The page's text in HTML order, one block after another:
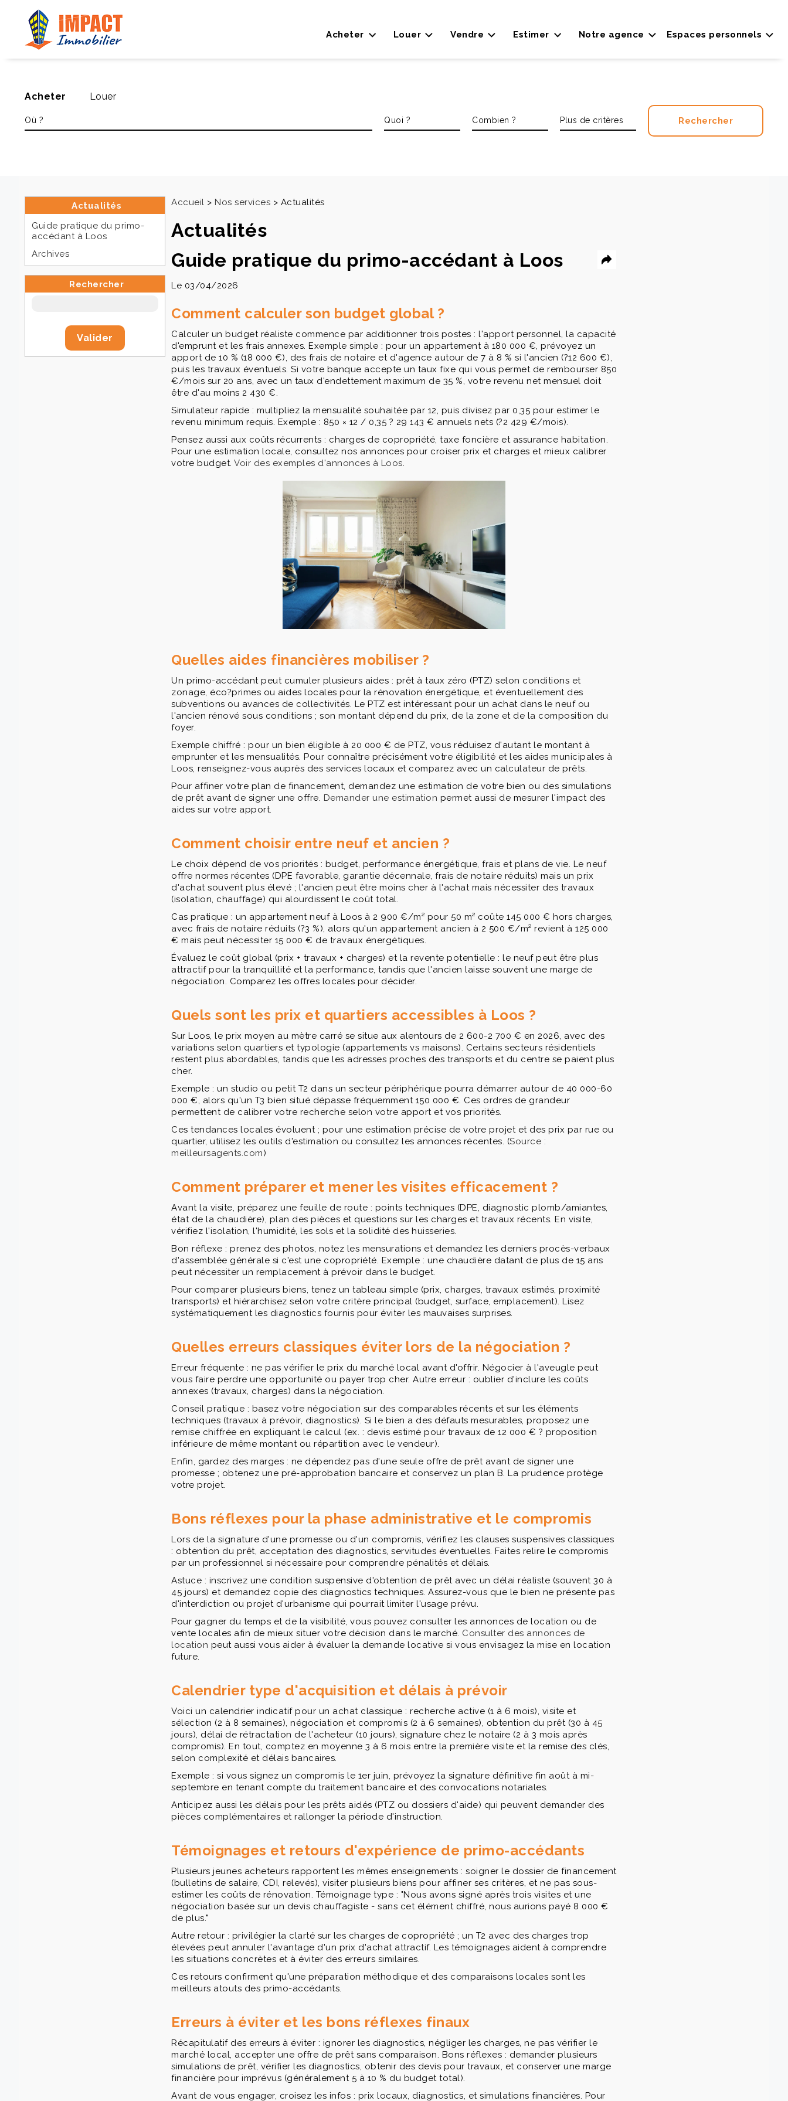
Espaces personnels
Acheter Louer Vendre Estimer Notre agence
Acheter Louer
Actualités
Guide pratique du primo-
accédant à Loos
Archives
Rechercher
Accueil > Nos services > Actualités
Actualités
Guide pratique du primo-accédant à Loos
Le 03/04/2026
Comment calculer son budget global ?
Calculer un budget réaliste commence par additionner trois postes : l'apport personnel, la capacité
d'emprunt et les frais annexes. Exemple simple : pour un appartement à 180 000 €, prévoyez un
apport de 10 % (18 000 €), des frais de notaire et d'agence autour de 7 à 8 % si l'ancien (?12 600 €),
puis les travaux éventuels. Si votre banque accepte un taux fixe qui vous permet de rembourser 850
€/mois sur 20 ans, avec un taux d'endettement maximum de 35 %, votre revenu net mensuel doit
être d'au moins 2 430 €.
Simulateur rapide : multipliez la mensualité souhaitée par 12, puis divisez par 0,35 pour estimer le
revenu minimum requis. Exemple : 850 × 12 / 0,35 ? 29 143 € annuels nets (?2 429 €/mois).
Pensez aussi aux coûts récurrents : charges de copropriété, taxe foncière et assurance habitation.
Pour une estimation locale, consultez nos annonces pour croiser prix et charges et mieux calibrer
votre budget. Voir des exemples d'annonces à Loos.
Quelles aides financières mobiliser ?
Un primo-accédant peut cumuler plusieurs aides : prêt à taux zéro (PTZ) selon conditions et
zonage, éco?primes ou aides locales pour la rénovation énergétique, et éventuellement des
subventions ou avances de collectivités. Le PTZ est intéressant pour un achat dans le neuf ou
l'ancien rénové sous conditions ; son montant dépend du prix, de la zone et de la composition du
foyer.
Exemple chiffré : pour un bien éligible à 20 000 € de PTZ, vous réduisez d'autant le montant à
emprunter et les mensualités. Pour connaître précisément votre éligibilité et les aides municipales à
Loos, renseignez-vous auprès des services locaux et comparez avec un calculateur de prêts.
Pour affiner votre plan de financement, demandez une estimation de votre bien ou des simulations
de prêt avant de signer une offre. Demander une estimation permet aussi de mesurer l'impact des
aides sur votre apport.
Comment choisir entre neuf et ancien ?
Le choix dépend de vos priorités : budget, performance énergétique, frais et plans de vie. Le neuf
offre normes récentes (DPE favorable, garantie décennale, frais de notaire réduits) mais un prix
d'achat souvent plus élevé ; l'ancien peut être moins cher à l'achat mais nécessiter des travaux
(isolation, chauffage) qui alourdissent le coût total.
Cas pratique : un appartement neuf à Loos à 2 900 €/m² pour 50 m² coûte 145 000 € hors charges,
avec frais de notaire réduits (?3 %), alors qu'un appartement ancien à 2 500 €/m² revient à 125 000
€ mais peut nécessiter 15 000 € de travaux énergétiques.
Évaluez le coût global (prix + travaux + charges) et la revente potentielle : le neuf peut être plus
attractif pour la tranquillité et la performance, tandis que l'ancien laisse souvent une marge de
négociation. Comparez les offres locales pour décider.
Quels sont les prix et quartiers accessibles à Loos ?
Sur Loos, le prix moyen au mètre carré se situe aux alentours de 2 600-2 700 € en 2026, avec des
variations selon quartiers et typologie (appartements vs maisons). Certains secteurs résidentiels
restent plus abordables, tandis que les adresses proches des transports et du centre se paient plus
cher.
Exemple : un studio ou petit T2 dans un secteur périphérique pourra démarrer autour de 40 000-60
000 €, alors qu'un T3 bien situé dépasse fréquemment 150 000 €. Ces ordres de grandeur
permettent de calibrer votre recherche selon votre apport et vos priorités.
Ces tendances locales évoluent ; pour une estimation précise de votre projet et des prix par rue ou
quartier, utilisez les outils d'estimation ou consultez les annonces récentes. (Source :
meilleursagents.com)
Comment préparer et mener les visites efficacement ?
Avant la visite, préparez une feuille de route : points techniques (DPE, diagnostic plomb/amiantes,
état de la chaudière), plan des pièces et questions sur les charges et travaux récents. En visite,
vérifiez l'isolation, l'humidité, les sols et la solidité des huisseries.
Bon réflexe : prenez des photos, notez les mensurations et demandez les derniers procès-verbaux
d'assemblée générale si c'est une copropriété. Exemple : une chaudière datant de plus de 15 ans
peut nécessiter un remplacement à prévoir dans le budget.
Pour comparer plusieurs biens, tenez un tableau simple (prix, charges, travaux estimés, proximité
transports) et hiérarchisez selon votre critère principal (budget, surface, emplacement). Lisez
systématiquement les diagnostics fournis pour éviter les mauvaises surprises.
Quelles erreurs classiques éviter lors de la négociation ?
Erreur fréquente : ne pas vérifier le prix du marché local avant d'offrir. Négocier à l'aveugle peut
vous faire perdre une opportunité ou payer trop cher. Autre erreur : oublier d'inclure les coûts
annexes (travaux, charges) dans la négociation.
Conseil pratique : basez votre négociation sur des comparables récents et sur les éléments
techniques (travaux à prévoir, diagnostics). Si le bien a des défauts mesurables, proposez une
remise chiffrée en expliquant le calcul (ex. : devis estimé pour travaux de 12 000 € ? proposition
inférieure de même montant ou répartition avec le vendeur).
Enfin, gardez des marges : ne dépendez pas d'une seule offre de prêt avant de signer une
promesse ; obtenez une pré-approbation bancaire et conservez un plan B. La prudence protège
votre projet.
Bons réflexes pour la phase administrative et le compromis
Lors de la signature d'une promesse ou d'un compromis, vérifiez les clauses suspensives classiques
: obtention du prêt, acceptation des diagnostics, servitudes éventuelles. Faites relire le compromis
par un professionnel si nécessaire pour comprendre pénalités et délais.
Astuce : inscrivez une condition suspensive d'obtention de prêt avec un délai réaliste (souvent 30 à
45 jours) et demandez copie des diagnostics techniques. Assurez-vous que le bien ne présente pas
d'interdiction ou projet d'urbanisme qui pourrait limiter l'usage prévu.
Pour gagner du temps et de la visibilité, vous pouvez consulter les annonces de location ou de
vente locales afin de mieux situer votre décision dans le marché. Consulter des annonces de
location peut aussi vous aider à évaluer la demande locative si vous envisagez la mise en location
future.
Calendrier type d'acquisition et délais à prévoir
Voici un calendrier indicatif pour un achat classique : recherche active (1 à 6 mois), visite et
sélection (2 à 8 semaines), négociation et compromis (2 à 6 semaines), obtention du prêt (30 à 45
jours), délai de rétractation de l'acheteur (10 jours), signature chez le notaire (2 à 3 mois après
compromis). En tout, comptez en moyenne 3 à 6 mois entre la première visite et la remise des clés,
selon complexité et délais bancaires.
Exemple : si vous signez un compromis le 1er juin, prévoyez la signature définitive fin août à mi-
septembre en tenant compte du traitement bancaire et des convocations notariales.
Anticipez aussi les délais pour les prêts aidés (PTZ ou dossiers d'aide) qui peuvent demander des
pièces complémentaires et rallonger la période d'instruction.
Témoignages et retours d'expérience de primo-accédants
Plusieurs jeunes acheteurs rapportent les mêmes enseignements : soigner le dossier de financement
(bulletins de salaire, CDI, relevés), visiter plusieurs biens pour affiner ses critères, et ne pas sous-
estimer les coûts de rénovation. Témoignage type : "Nous avons signé après trois visites et une
négociation basée sur un devis chauffagiste - sans cet élément chiffré, nous aurions payé 8 000 €
de plus."
Autre retour : privilégier la clarté sur les charges de copropriété ; un T2 avec des charges trop
élevées peut annuler l'avantage d'un prix d'achat attractif. Les témoignages aident à comprendre
les situations concrètes et à éviter des erreurs similaires.
Ces retours confirment qu'une préparation méthodique et des comparaisons locales sont les
meilleurs atouts des primo-accédants.
Erreurs à éviter et les bons réflexes finaux
Récapitulatif des erreurs à éviter : ignorer les diagnostics, négliger les charges, ne pas vérifier le
marché local, accepter une offre de prêt sans comparaison. Bons réflexes : demander plusieurs
simulations de prêt, vérifier les diagnostics, obtenir des devis pour travaux, et conserver une marge
financière pour imprévus (généralement 5 à 10 % du budget total).
Avant de vous engager, croisez les infos : prix locaux, diagnostics, et simulations financières. Pour